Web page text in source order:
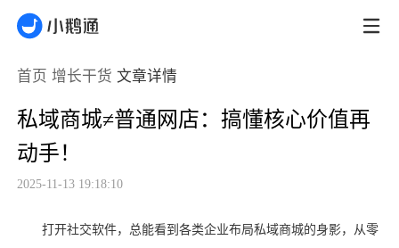
首页 增长干货 文章详情
私域商城≠普通网店：搞懂核心价值再
动手！
2025-11-13 19:18:10
打开社交软件，总能看到各类企业布局私域商城的身影，从零